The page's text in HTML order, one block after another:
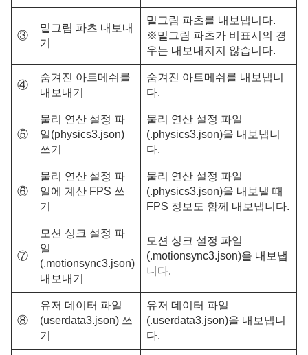
③
밑그림 파츠 내보내
기
밑그림 파츠를 내보냅니다.
※밑그림 파츠가 비표시의 경
우는 내보내지지 않습니다.
④
숨겨진 아트메쉬를
내보내기
숨겨진 아트메쉬를 내보냅니
다.
⑤
물리 연산 설정 파
일(physics3.json)
쓰기
물리 연산 설정 파일
(.physics3.json)을 내보냅니
다.
⑥
물리 연산 설정 파
일에 계산 FPS 쓰
기
물리 연산 설정 파일
(.physics3.json)을 내보낼 때
FPS 정보도 함께 내보냅니다.
⑦
모션 싱크 설정 파
일
(.motionsync3.json)
내보내기
모션 싱크 설정 파일
(.motionsync3.json)을 내보냅
니다.
⑧
유저 데이터 파일
(userdata3.json) 쓰
기
유저 데이터 파일
(.userdata3.json)을 내보냅니
다.